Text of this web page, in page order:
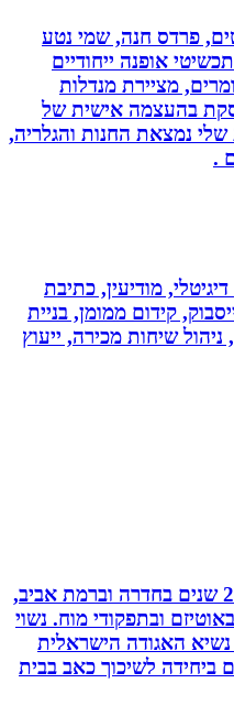
חנה, שמי נטע
אופנה ייחודיים
מציירת מנדלות
בהעצמה אישית של
החנות והגלריה,
מודיעין, כתיבת
קידום ממומן, בניית
שיחות מכירה, ייעוץ
כירופרקט 28 שנים בחדרה וברמת אביב,
ובתפקודי מוח. נשוי
האגודה הישראלית
8 שנים ביחידה לשיכוך כאב בבית